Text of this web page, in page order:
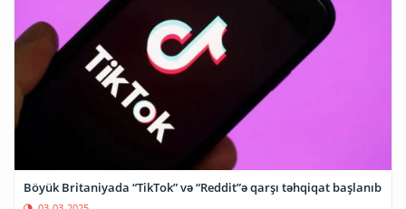
Böyük Britaniyada “TikTok” və “Reddit”ə qarşı təhqiqat başlanıb